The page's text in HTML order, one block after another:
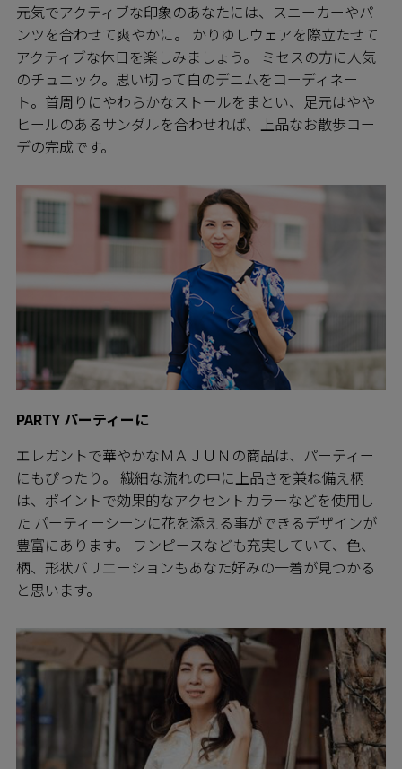
元気でアクティブな印象のあなたには、スニーカーやパ
ンツを合わせて爽やかに。 かりゆしウェアを際立たせて
アクティブな休日を楽しみましょう。 ミセスの方に人気
のチュニック。思い切って白のデニムをコーディネー
ト。首周りにやわらかなストールをまとい、足元はやや
ヒールのあるサンダルを合わせれば、上品なお散歩コー
デの完成です。
PARTY パーティーに
エレガントで華やかなＭＡＪＵＮの商品は、パーティー
にもぴったり。 繊細な流れの中に上品さを兼ね備え柄
は、ポイントで効果的なアクセントカラーなどを使用し
た パーティーシーンに花を添える事ができるデザインが
豊富にあります。 ワンピースなども充実していて、色、
柄、形状バリエーションもあなた好みの一着が見つかる
と思います。